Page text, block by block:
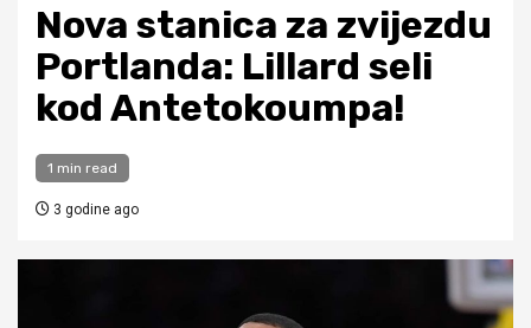
Nova stanica za zvijezdu
Portlanda: Lillard seli
kod Antetokoumpa!
1 min read
3 godine ago